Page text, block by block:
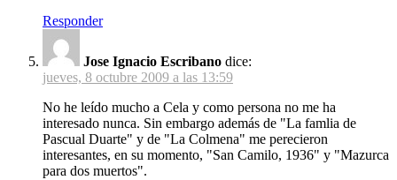
Responder
Jose Ignacio Escribano dice:
jueves, 8 octubre 2009 a las 13:59
No he leído mucho a Cela y como persona no me ha
interesado nunca. Sin embargo además de "La famlia de
Pascual Duarte" y de "La Colmena" me perecieron
interesantes, en su momento, "San Camilo, 1936" y "Mazurca
para dos muertos".